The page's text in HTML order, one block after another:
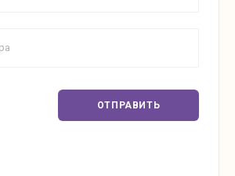
ОТПРАВИТЬ